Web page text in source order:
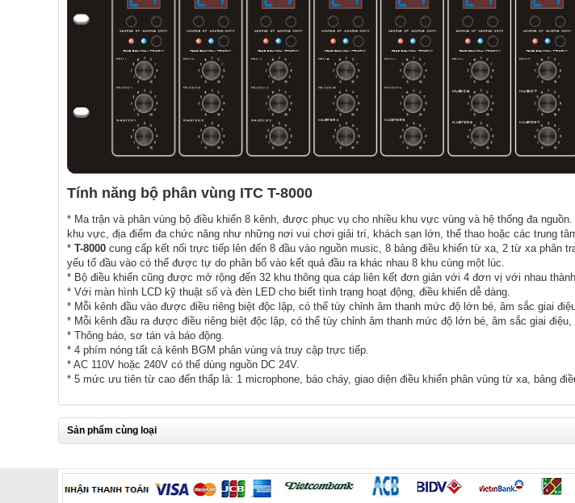
Tính năng bộ phân vùng ITC T-8000
* Ma trận và phân vùng bộ điều khiển 8 kênh, được phục vụ cho nhiều khu vực vùng và hệ thống đa
khu vực, địa điểm đa chức năng như những nơi vui chơi giải trí, khách sạn lớn, thể thao hoặc các trung
* T-8000 cung cấp kết nối trực tiếp lên đến 8 đầu vào nguồn music, 8 bảng điều khiển từ xa, 2 từ xa phân
yếu tố đầu vào có thể được tự do phân bổ vào kết quả đầu ra khác nhau 8 khu cùng một lúc.
* Bộ điều khiển cũng được mở rộng đến 32 khu thông qua cáp liên kết đơn giản với 4 đơn vị với nhau
* Với màn hình LCD kỹ thuật số và đèn LED cho biết tình trạng hoạt động, điều khiển dễ dàng.
* Mỗi kênh đầu vào được điều riêng biệt độc lập, có thể tùy chỉnh âm thanh mức độ lớn bé, âm sắc giai
* Mỗi kênh đầu ra được điều riêng biệt độc lập, có thể tùy chỉnh âm thanh mức độ lớn bé, âm sắc giai điệu,
* Thông báo, sơ tán và báo động.
* 4 phím nóng tất cả kênh BGM phân vùng và truy cập trực tiếp.
* AC 110V hoặc 240V có thể dùng nguồn DC 24V.
* 5 mức ưu tiên từ cao đến thấp là: 1 microphone, báo cháy, giao diện điều khiển phân vùng từ xa, bảng
Sản phẩm cùng loại